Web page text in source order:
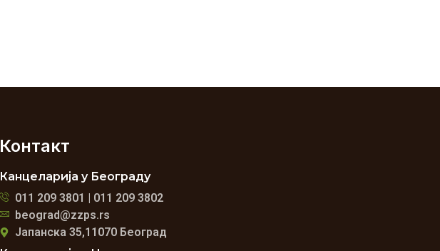
Контакт
Канцеларија у Београду
011 209 3801 | 011 209 3802
beograd@zzps.rs
Јапанска 35,11070 Београд